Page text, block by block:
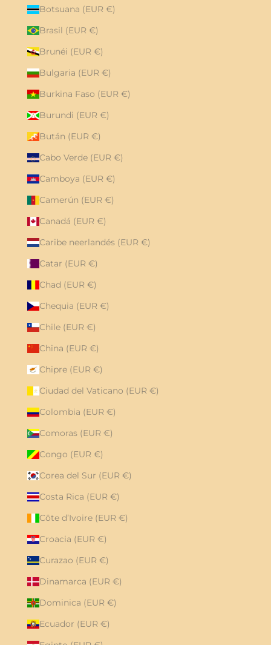
Botsuana (EUR €)
Brasil (EUR €)
Brunéi (EUR €)
Bulgaria (EUR €)
Burkina Faso (EUR €)
Burundi (EUR €)
Bután (EUR €)
Cabo Verde (EUR €)
Camboya (EUR €)
Camerún (EUR €)
Canadá (EUR €)
Caribe neerlandés (EUR €)
Catar (EUR €)
Chad (EUR €)
Chequia (EUR €)
Chile (EUR €)
China (EUR €)
Chipre (EUR €)
Ciudad del Vaticano (EUR €)
Colombia (EUR €)
Comoras (EUR €)
Congo (EUR €)
Corea del Sur (EUR €)
Costa Rica (EUR €)
Côte d’Ivoire (EUR €)
Croacia (EUR €)
Curazao (EUR €)
Dinamarca (EUR €)
Dominica (EUR €)
Ecuador (EUR €)